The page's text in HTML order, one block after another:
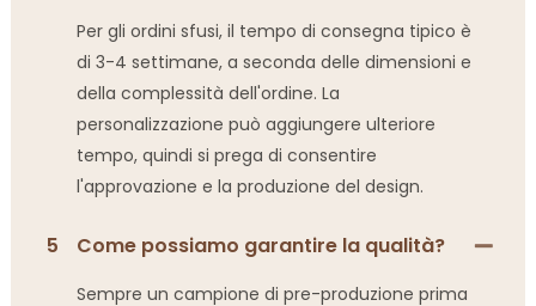
Per gli ordini sfusi, il tempo di consegna tipico è
di 3-4 settimane, a seconda delle dimensioni e
della complessità dell'ordine. La
personalizzazione può aggiungere ulteriore
tempo, quindi si prega di consentire
l'approvazione e la produzione del design.
5 Come possiamo garantire la qualità?
Sempre un campione di pre-produzione prima